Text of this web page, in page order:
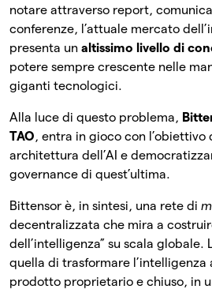
notare attraverso report,
conferenze, l’attuale mercato
presenta un altissimo livello di
potere sempre crescente nelle
giganti tecnologici.
Alla luce di questo problema,
TAO, entra in gioco con l’obiettivo
architettura dell’AI e
governance di quest’ultima.
Bittensor è, in sintesi, una rete di
decentralizzata che mira a
dell’intelligenza” su scala globale.
quella di trasformare
prodotto proprietario e chiuso, in